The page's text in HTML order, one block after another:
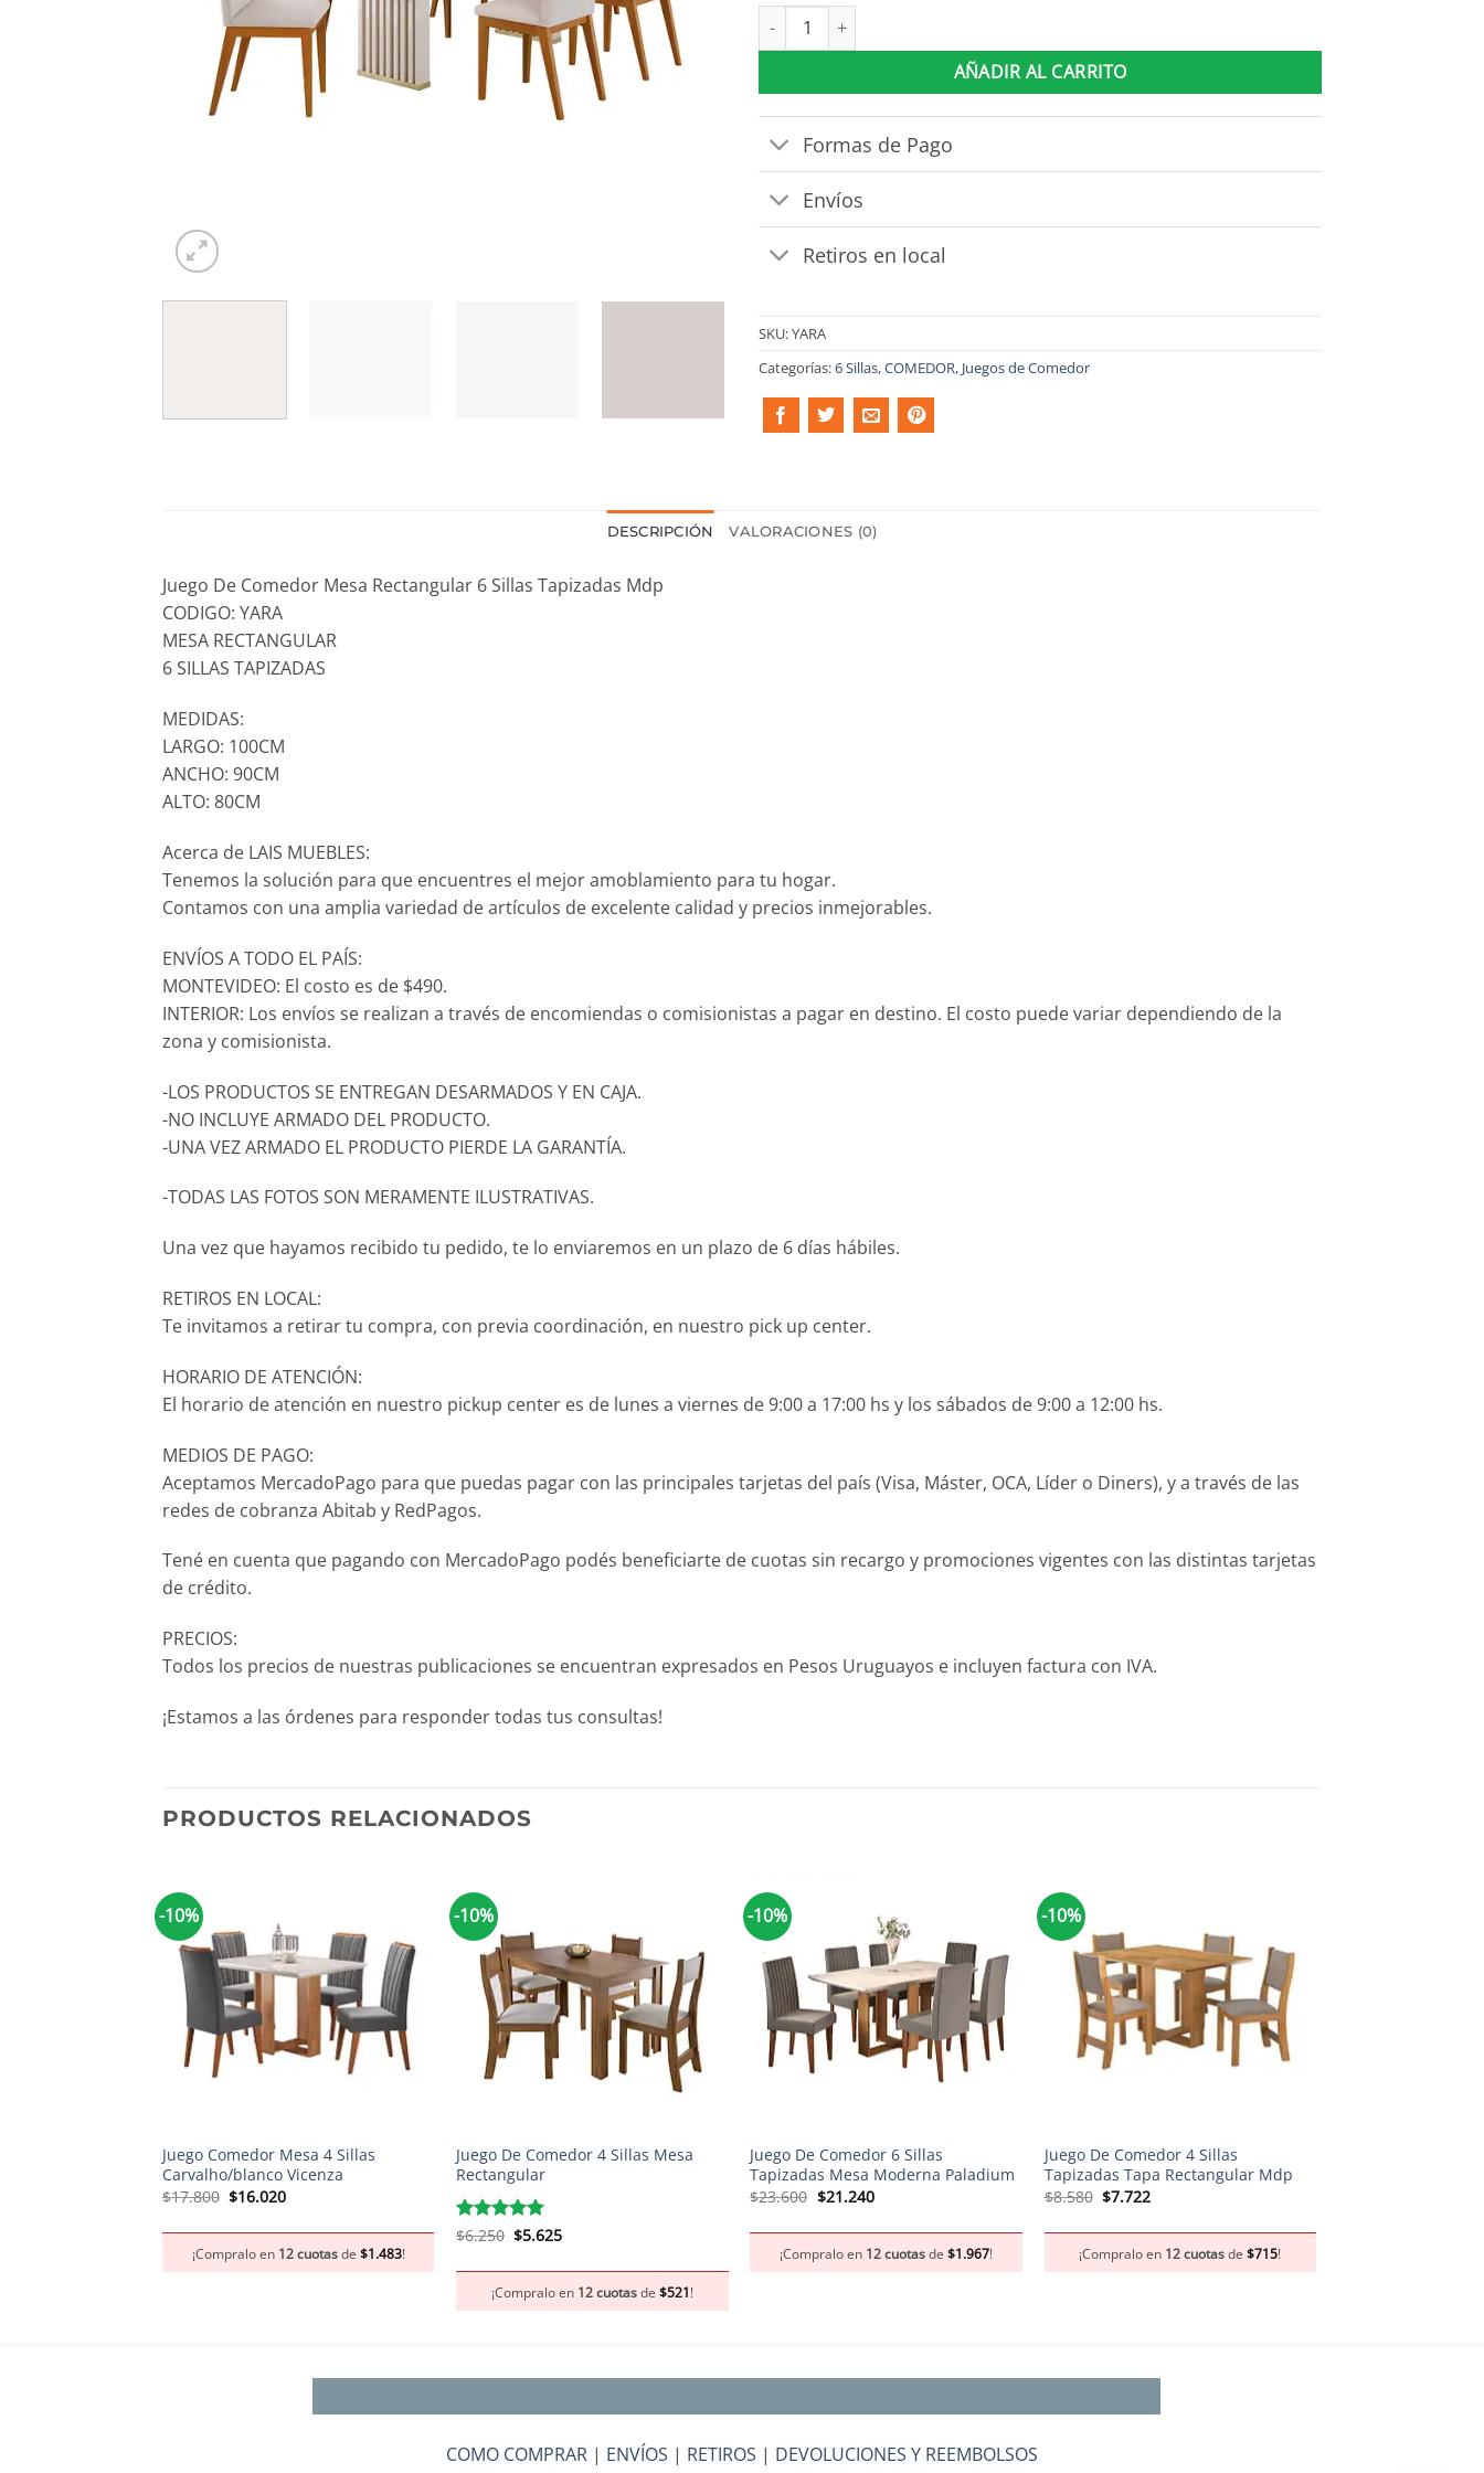
Juego De Comedor Mesa Rectangular 6 Sillas Tapizadas Mdp cantidad
AÑADIR AL CARRITO
Formas de Pago
Envíos
Retiros en local
SKU:YARA
Categorías:6 Sillas,COMEDOR, Juegos de Comedor
DESCRIPCIÓN VALORACIONES (0)
Juego De Comedor Mesa Rectangular 6 Sillas Tapizadas Mdp
CODIGO: YARA
MESA RECTANGULAR
6 SILLAS TAPIZADAS
MEDIDAS:
LARGO: 100CM
ANCHO: 90CM
ALTO: 80CM
Acerca de LAIS MUEBLES:
Tenemos la solución para que encuentres el mejor amoblamiento para tu hogar.
Contamos con una amplia variedad de artículos de excelente calidad y precios inmejorables.
ENVÍOS A TODO EL PAÍS:
MONTEVIDEO: El costo es de $490.
INTERIOR: Los envíos se realizan a través de encomiendas o comisionistas a pagar en destino. El costo puede variar dependiendo de la
zona y comisionista.
-LOS PRODUCTOS SE ENTREGAN DESARMADOS Y EN CAJA.
-NO INCLUYE ARMADO DEL PRODUCTO.
-UNA VEZ ARMADO EL PRODUCTO PIERDE LA GARANTÍA.
-TODAS LAS FOTOS SON MERAMENTE ILUSTRATIVAS.
Una vez que hayamos recibido tu pedido, te lo enviaremos en un plazo de 6 días hábiles.
RETIROS EN LOCAL:
Te invitamos a retirar tu compra, con previa coordinación, en nuestro pick up center.
HORARIO DE ATENCIÓN:
El horario de atención en nuestro pickup center es de lunes a viernes de 9:00 a 17:00 hs y los sábados de 9:00 a 12:00 hs.
MEDIOS DE PAGO:
Aceptamos MercadoPago para que puedas pagar con las principales tarjetas del país (Visa, Máster, OCA, Líder o Diners), y a través de las
redes de cobranza Abitab y RedPagos.
Tené en cuenta que pagando con MercadoPago podés beneficiarte de cuotas sin recargo y promociones vigentes con las distintas tarjetas
de crédito.
PRECIOS:
Todos los precios de nuestras publicaciones se encuentran expresados en Pesos Uruguayos e incluyen factura con IVA.
¡Estamos a las órdenes para responder todas tus consultas!
PRODUCTOS RELACIONADOS
-10%
Juego Comedor Mesa 4 Sillas
Carvalho/blanco Vicenza
$17.800 El
$17.800.
$16.020El
$16.020.
¡Compralo en 12 cuotasde $1.483!
-10%
Juego De Comedor 4 Sillas Mesa
Rectangular
Valorado
$6.250 El
$6.250.
$5.625El
$5.625.
¡Compralo en 12 cuotasde $521!
-10%
Juego De Comedor 6 Sillas
Tapizadas Mesa Moderna Paladium
$23.600 El
$23.600.
$21.240El
$21.240.
¡Compralo en 12 cuotasde$1.967!
-10%
Juego De Comedor 4 Sillas
Tapizadas Tapa Rectangular Mdp
$8.580 El
$8.580.
$7.722El
$7.722.
¡Compralo en 12 cuotasde$715!
COMO COMPRAR | ENVÍOS | RETIROS | DEVOLUCIONES Y REEMBOLSOS